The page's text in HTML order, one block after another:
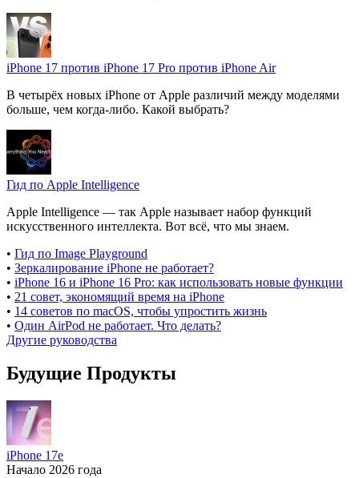
iPhone 17 против iPhone 17 Pro против iPhone Air
В четырёх новых iPhone от Apple различий между моделями
больше, чем когда-либо. Какой выбрать?
Гид по Apple Intelligence
Apple Intelligence — так Apple называет набор функций
искусственного интеллекта. Вот всё, что мы знаем.
• Гид по Image Playground
• Зеркалирование iPhone не работает?
• iPhone 16 и iPhone 16 Pro: как использовать новые функции
• 21 совет, экономящий время на iPhone
• 14 советов по macOS, чтобы упростить жизнь
• Один AirPod не работает. Что делать?
Другие руководства
Будущие Продукты
iPhone 17e
Начало 2026 года